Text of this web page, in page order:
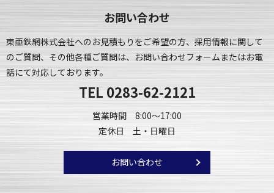
お問い合わせ
東亜鉄網株式会社へのお見積もりをご希望の方、採用情報に関して
のご質問、 その他各種ご質問は、お問い合わせフォームまたはお電
話にて対応しております。
TEL 0283-62-2121
営業時間 8:00～17:00
定休日 土・日曜日
お問い合わせ